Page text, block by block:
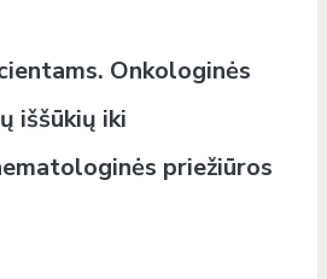
Onkologinės
iššūkių iki
priežiūros